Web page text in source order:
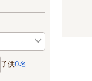
子供0名